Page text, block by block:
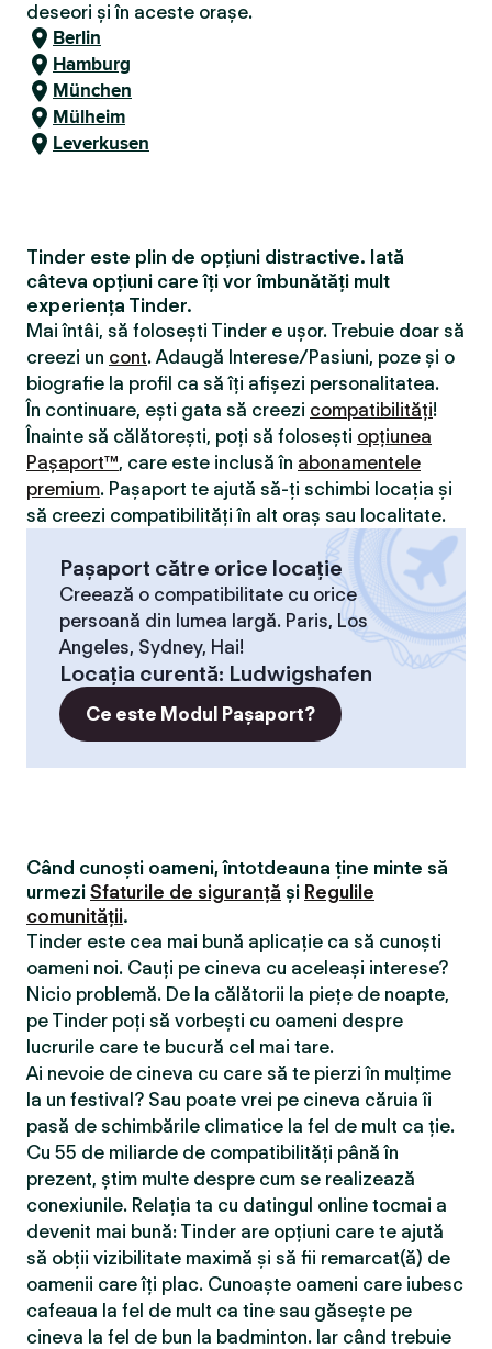
deseori și în aceste orașe.
Berlin
Hamburg
München
Mülheim
Leverkusen
Tinder este plin de opțiuni distractive. Iată
câteva opțiuni care îți vor îmbunătăți mult
experiența Tinder.
Mai întâi, să folosești Tinder e ușor. Trebuie doar să
creezi un cont. Adaugă Interese/Pasiuni, poze și o
biografie la profil ca să îți afișezi personalitatea.
În continuare, ești gata să creezi compatibilităţi!
Înainte să călătorești, poți să folosești opțiunea
Pașaport™, care este inclusă în abonamentele
premium. Pașaport te ajută să-ți schimbi locația și
să creezi compatibilităţi în alt oraș sau localitate.
Pașaport către orice locație
Creează o compatibilitate cu orice
persoană din lumea largă. Paris, Los
Angeles, Sydney, Hai!
Locaţia curentă: Ludwigshafen
Ce este Modul Pașaport?
Când cunoști oameni, întotdeauna ține minte să
urmezi Sfaturile de siguranță și Regulile
comunității.
Tinder este cea mai bună aplicație ca să cunoști
oameni noi. Cauți pe cineva cu aceleași interese?
Nicio problemă. De la călătorii la piețe de noapte,
pe Tinder poți să vorbești cu oameni despre
lucrurile care te bucură cel mai tare.
Ai nevoie de cineva cu care să te pierzi în mulțime
la un festival? Sau poate vrei pe cineva căruia îi
pasă de schimbările climatice la fel de mult ca ție.
Cu 55 de miliarde de compatibilităţi până în
prezent, știm multe despre cum se realizează
conexiunile. Relația ta cu datingul online tocmai a
devenit mai bună: Tinder are opțiuni care te ajută
să obții vizibilitate maximă și să fii remarcat(ă) de
oamenii care îți plac. Cunoaște oameni care iubesc
cafeaua la fel de mult ca tine sau găsește pe
cineva la fel de bun la badminton. Iar când trebuie